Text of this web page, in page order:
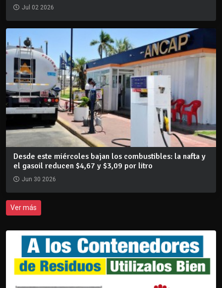
Jul 02 2026
Desde este miércoles bajan los combustibles: la nafta y
el gasoil reducen $4,67 y $3,09 por litro
Jun 30 2026
Ver más